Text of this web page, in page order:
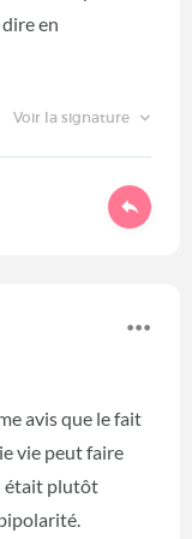
en
Voir la signature
avis que le fait
vie peut faire
était plutôt